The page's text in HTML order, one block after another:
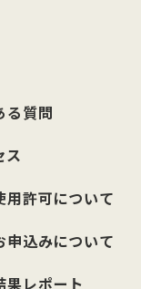
る質問
ス
用許可について
申込みについて
果レポート